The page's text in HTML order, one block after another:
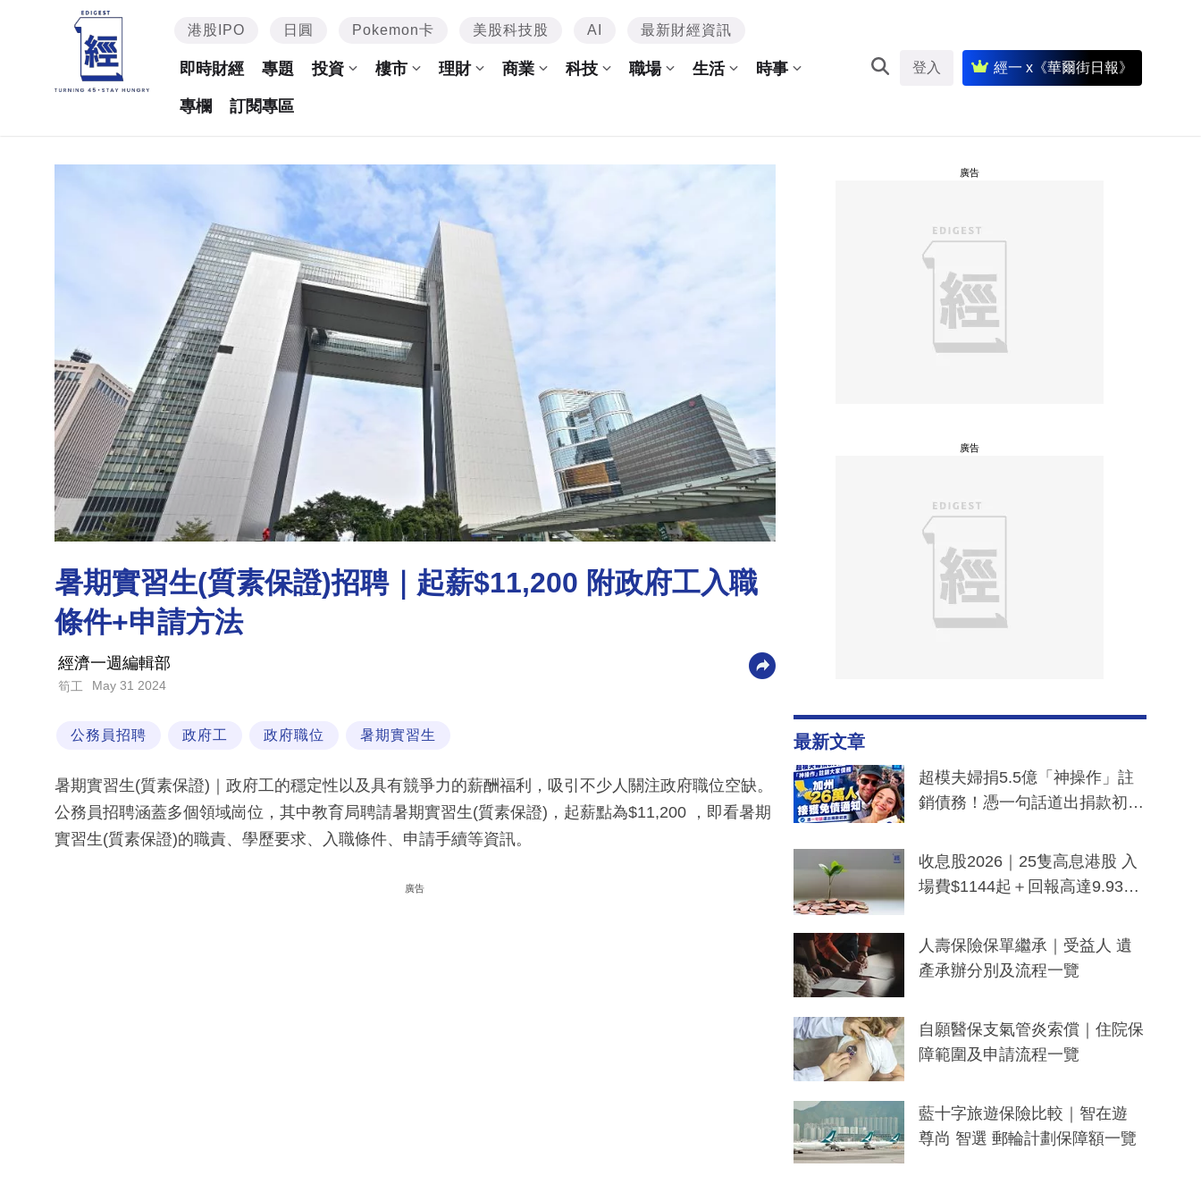
港股IPO 日圓 Pokemon卡 美股科技股 AI 最新財經資訊
即時財經 專題 投資 樓市 理財 商業 科技 職場 生活 時事
專欄 訂閱專區
登入 經一 x《華爾街日報》
暑期實習生(質素保證)招聘｜起薪$11,200 附政府工入職
條件+申請方法
經濟一週編輯部
筍工 May 31 2024
公務員招聘 政府工 政府職位 暑期實習生
暑期實習生(質素保證)｜政府工的穩定性以及具有競爭力的薪酬福利，吸引不少人關注政府職位空缺。
公務員招聘涵蓋多個領域崗位，其中教育局聘請暑期實習生(質素保證)，起薪點為$11,200 ，即看暑期
實習生(質素保證)的職責、學歷要求、入職條件、申請手續等資訊。
廣告
廣告
廣告
最新文章
超模夫婦捐5.5億「神操作」註
銷債務！憑一句話道出捐款初
一度被誤當詐騙手段
收息股2026｜25隻高息港股 入
場費$1144起＋回報高達9.93
人壽保險保單繼承｜受益人 遺
產承辦分別及流程一覽
自願醫保支氣管炎索償｜住院保
障範圍及申請流程一覽
藍十字旅遊保險比較｜智在遊
尊尚 智選 郵輪計劃保障額一覽